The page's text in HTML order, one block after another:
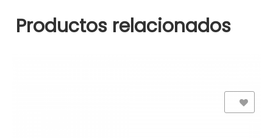
Productos relacionados